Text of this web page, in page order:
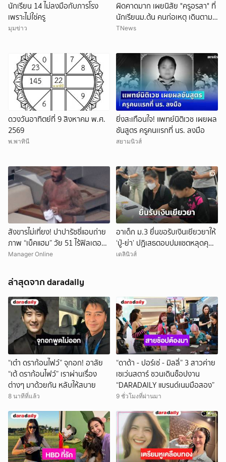
นักเรียน 14 ไม่ลงมือกับภารโรง
เพราะไม่ใช่ครู
มุมข่าว
ผิดคาดมาก เผยนิสัย "ครูอรสา" ที่
นักเรียนม.ต้น คนก่อเหตุ เดินตาม
หา
TNews
ดวงวันอาทิตย์ที่ 9 สิงหาคม พ.ศ.
2569
พ.พาทินี
ยิ่งสะเทือนใจ! แพทย์นิติเวช เผยผล
ชันสูตร ครูคนเเรกที่ นร. ลงมือ
สยามนิวส์
สังขารไม่เที่ยง! ปาปารัซซี่แอบถ่าย
ภาพ “เบ็คแฮม” วัย 51 ไร้ฟิลเตอร์
เผยให้เห็นผมบาง-ศีรษะล้าน
Manager Online
อาเด็ก ม.3 ยื่นขอรับเงินเยียวยาให้
‘ปู่-ย่า’ ปฏิเสธตอบปมแชตหลุดคุย
แม่ ‘ถูกกลั่นแกล้ง’
เดลินิวส์
ล่าสุดจาก daradaily
“เต๋า ดราก้อนไฟว์” จุกอก! อาลัย
“เต้ ดราก้อนไฟว์” เราผ่านเรื่อง
ต่างๆ มาด้วยกัน หลับให้สบาย
8 นาทีที่แล้ว
“ดาด้า - ปอร์เช่ - มิลลี่” 3 สาวค่าย
เซเว่นสตาร์ ชวนเดินช็อปงาน
“DARADAILY แบรนด์เนมมือสอง”
9 ชั่วโมงที่ผ่านมา